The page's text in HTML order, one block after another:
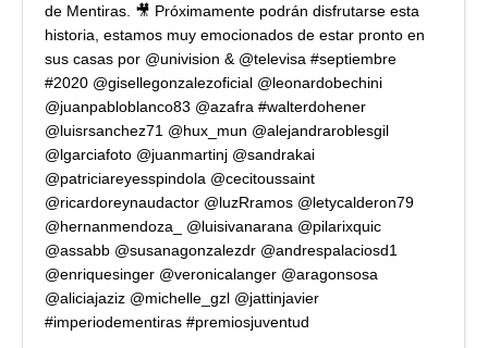
de Mentiras. 🎥 Próximamente podrán disfrutarse esta
historia, estamos muy emocionados de estar pronto en
sus casas por @univision & @televisa #septiembre
#2020 @gisellegonzalezoficial @leonardobechini
@juanpabloblanco83 @azafra #walterdohener
@luisrsanchez71 @hux_mun @alejandraroblesgil
@lgarciafoto @juanmartinj @sandrakai
@patriciareyesspindola @cecitoussaint
@ricardoreynaudactor @luzRramos @letycalderon79
@hernanmendoza_ @luisivanarana @pilarixquic
@assabb @susanagonzalezdr @andrespalaciosd1
@enriquesinger @veronicalanger @aragonsosa
@aliciajaziz @michelle_gzl @jattinjavier
#imperiodementiras #premiosjuventud